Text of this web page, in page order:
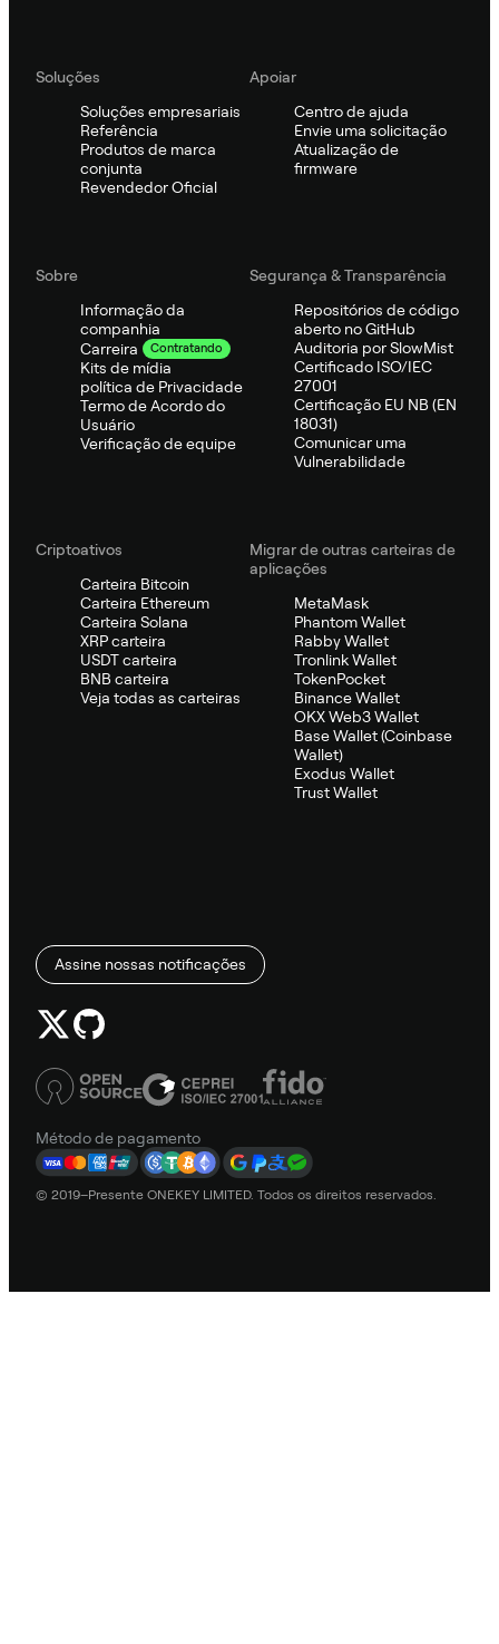
Soluções
Soluções empresariais
Referência
Produtos de marca
conjunta
Revendedor Oficial
Apoiar
Centro de ajuda
Envie uma solicitação
Atualização de
firmware
Sobre
Informação da
companhia
Carreira
Contratando
Kits de mídia
política de Privacidade
Termo de Acordo do
Usuário
Verificação de equipe
Segurança & Transparência
Repositórios de código
aberto no GitHub
Auditoria por SlowMist
Certificado ISO/IEC
27001
Certificação EU NB (EN
18031)
Comunicar uma
Vulnerabilidade
Criptoativos
Carteira Bitcoin
Carteira Ethereum
Carteira Solana
XRP carteira
USDT carteira
BNB carteira
Veja todas as carteiras
Migrar de outras carteiras de
aplicações
MetaMask
Phantom Wallet
Rabby Wallet
Tronlink Wallet
TokenPocket
Binance Wallet
OKX Web3 Wallet
Base Wallet (Coinbase
Wallet)
Exodus Wallet
Trust Wallet
Assine nossas notificações
Método de pagamento
© 2019–Presente ONEKEY LIMITED. Todos os direitos reservados.